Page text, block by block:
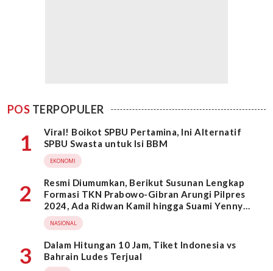
POS TERPOPULER
1
Viral! Boikot SPBU Pertamina, Ini Alternatif
SPBU Swasta untuk Isi BBM
EKONOMI
2
Resmi Diumumkan, Berikut Susunan Lengkap
Formasi TKN Prabowo-Gibran Arungi Pilpres
2024, Ada Ridwan Kamil hingga Suami Yenny
Wahid
NASIONAL
3
Dalam Hitungan 10 Jam, Tiket Indonesia vs
Bahrain Ludes Terjual